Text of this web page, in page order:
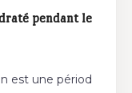
pendant le
est une périod